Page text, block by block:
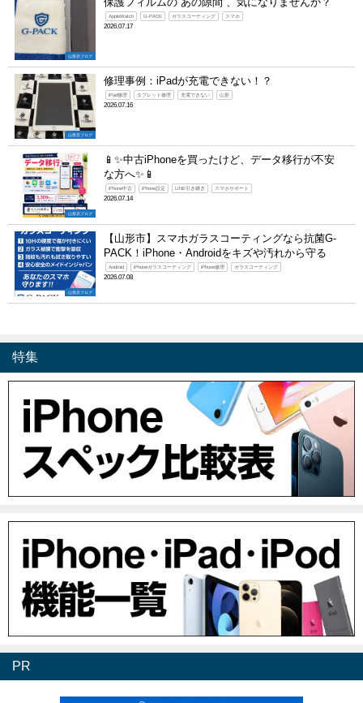
山形店ブログ
AppleWatch G-PACK ガラスコーティング スマホ
2026.07.17
山形店ブログ
修理事例：iPadが充電できない！？
iPad修理 タブレット修理 充電できない 山形
2026.07.16
山形店ブログ
📱✨中古iPhoneを買ったけど、データ移行が不安
な方へ✨📱
iPhone中古 iPhone設定 LINE引き継ぎ スマホサポート
2026.07.14
山形店ブログ
【山形市】スマホガラスコーティングなら抗菌G-
PACK！iPhone・Androidをキズや汚れから守る
Android iPhoneガラスコーティング iPhone修理 ガラスコーティング
2026.07.08
特集
PR